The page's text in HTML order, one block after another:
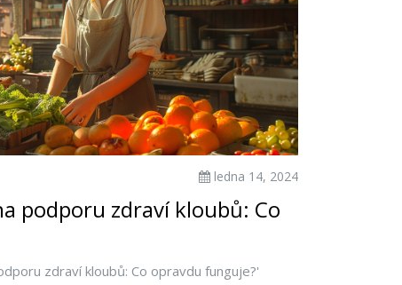
ledna 14, 2024
podporu zdraví kloubů: Co
zdraví kloubů: Co opravdu funguje?'